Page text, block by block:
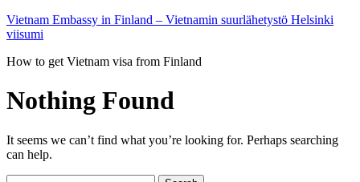
Vietnam Embassy in Finland – Vietnamin suurlähetystö Helsinki
viisumi
How to get Vietnam visa from Finland
Nothing Found
It seems we can’t find what you’re looking for. Perhaps searching
can help.